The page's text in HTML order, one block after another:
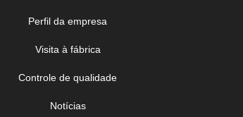
Perfil da empresa
Visita à fábrica
Controle de qualidade
Notícias